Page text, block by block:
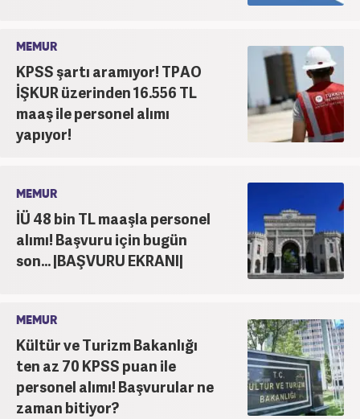
MEMUR
KPSS şartı aramıyor! TPAO
İŞKUR üzerinden 16.556 TL
maaş ile personel alımı
yapıyor!
MEMUR
İÜ 48 bin TL maaşla personel
alımı! Başvuru için bugün
son... |BAŞVURU EKRANI|
MEMUR
Kültür ve Turizm Bakanlığı
ten az 70 KPSS puan ile
personel alımı! Başvurular ne
zaman bitiyor?